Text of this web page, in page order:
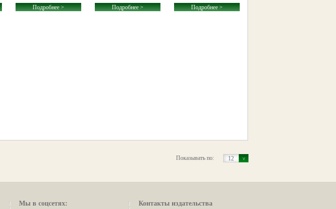
Подробнее >
Подробнее >
Подробнее >
12
Показывать по:
Мы в соцсетях:
Контакты издательства